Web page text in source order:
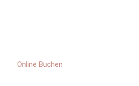
Online Buchen